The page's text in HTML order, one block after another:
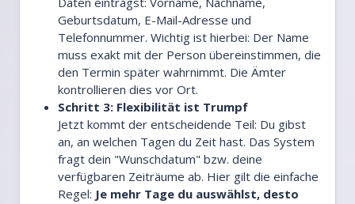
Geburtsdatum, E-Mail-Adresse und
Telefonnummer. Wichtig ist hierbei: Der Name
muss exakt mit der Person übereinstimmen, die
den Termin später wahrnimmt. Die Ämter
kontrollieren dies vor Ort.
Schritt 3: Flexibilität ist Trumpf
Jetzt kommt der entscheidende Teil: Du gibst
an, an welchen Tagen du Zeit hast. Das System
fragt dein "Wunschdatum" bzw. deine
verfügbaren Zeiträume ab. Hier gilt die einfache
Regel: Je mehr Tage du auswählst, desto